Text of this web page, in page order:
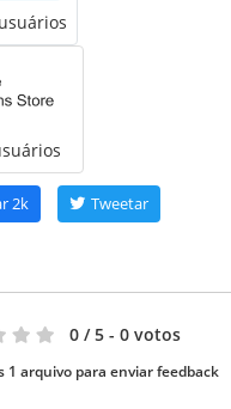
2k Tweetar
0 / 5 - 0 votos
1 arquivo para enviar feedback